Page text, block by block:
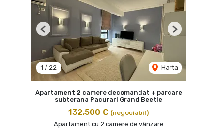
1 / 22 Harta
Previous Next
Apartament 2 camere decomandat + parcare
subterana Pacurari Grand Beetle
132,500 € (negociabil)
Apartament cu 2 camere de vânzare